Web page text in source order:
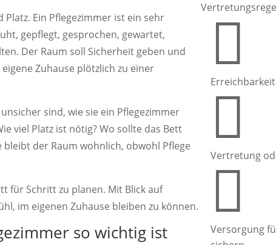
Ein Pflegezimmer ist ein sehr
gepflegt, gesprochen, gewartet,
Der Raum soll Sicherheit geben und
Zuhause plötzlich zu einer
sind, wie sie ein Pflegezimmer
viel Platz ist nötig? Wo sollte das Bett
der Raum wohnlich, obwohl Pflege
für Schritt zu planen. Mit Blick auf
im eigenen Zuhause bleiben zu können.
so wichtig ist


Vertretung

Versorgung